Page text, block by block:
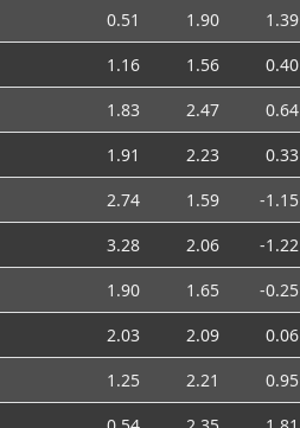
0.51 1.90
1.39
1.16 1.56
0.40
1.83 2.47
0.64
1.91 2.23
0.33
2.74 1.59
-1.15
3.28 2.06
-1.22
1.90 1.65
-0.25
2.03 2.09
0.06
1.25 2.21
0.95